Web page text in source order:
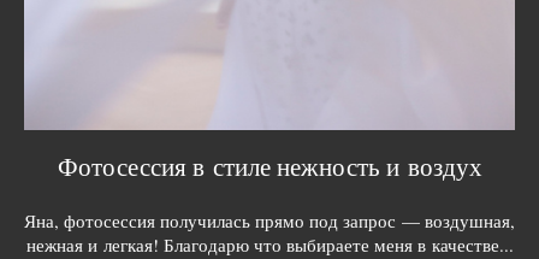
Фотосессия в стиле нежность и воздух
Яна, фотосессия получилась прямо под запрос — воздушная,
нежная и легкая! Благодарю что выбираете меня в качестве...